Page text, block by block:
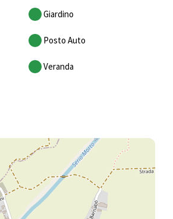
Giardino
Posto Auto
Veranda